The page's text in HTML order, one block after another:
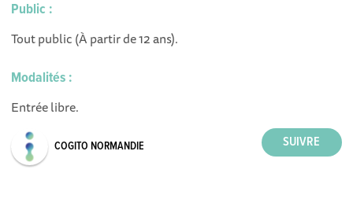
Public :
Tout public (À partir de 12 ans).
Modalités :
Entrée libre.
COGITO NORMANDIE